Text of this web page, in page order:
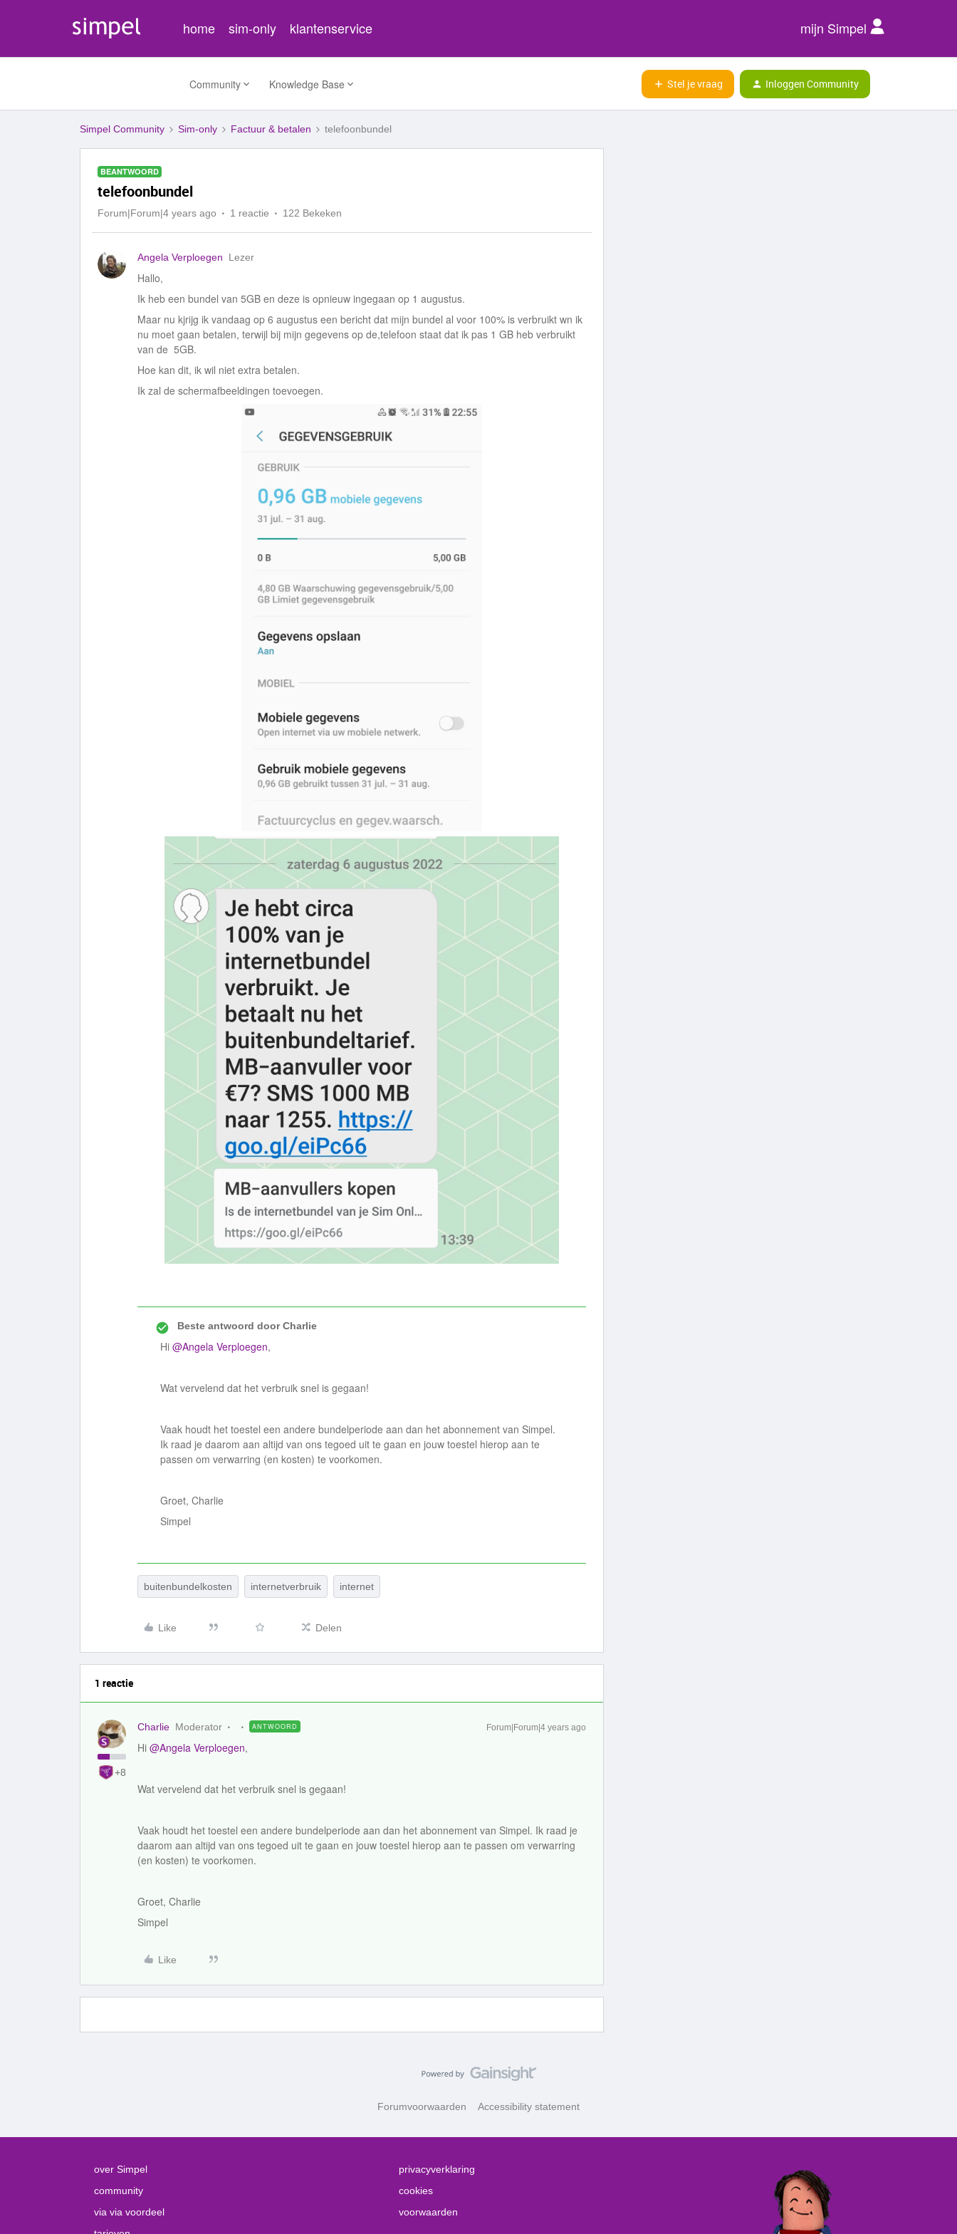
home sim-only klantenservice mijn Simpel
Community Knowledge Base Stel je vraag Inloggen Community
Simpel Community Sim-only Factuur & betalen telefoonbundel
BEANTWOORD
telefoonbundel
Forum|Forum|4 years ago 1 reactie 122 Bekeken
Angela Verploegen Lezer
Hallo,
Ik heb een bundel van 5GB en deze is opnieuw ingegaan op 1 augustus.
Maar nu kjrijg ik vandaag op 6 augustus een bericht dat mijn bundel al voor 100% is verbruikt wn ik
nu moet gaan betalen, terwijl bij mijn gegevens op de,telefoon staat dat ik pas 1 GB heb verbruikt
van de 5GB.
Hoe kan dit, ik wil niet extra betalen.
Ik zal de schermafbeeldingen toevoegen.
Beste antwoord doorCharlie
Hi @Angela Verploegen,
Wat vervelend dat het verbruik snel is gegaan!
Vaak houdt het toestel een andere bundelperiode aan dan het abonnement van Simpel.
Ik raad je daarom aan altijd van ons tegoed uit te gaan en jouw toestel hierop aan te
passen om verwarring (en kosten) te voorkomen.
Groet, Charlie
Simpel
buitenbundelkosten internetverbruik internet
Like Delen
1 reactie
+8
Charlie Moderator ANTWOORD Forum|Forum|4 years ago
Hi @Angela Verploegen,
Wat vervelend dat het verbruik snel is gegaan!
Vaak houdt het toestel een andere bundelperiode aan dan het abonnement van Simpel. Ik raad je
daarom aan altijd van ons tegoed uit te gaan en jouw toestel hierop aan te passen om verwarring
(en kosten) te voorkomen.
Groet, Charlie
Simpel
Like
Forumvoorwaarden Accessibility statement
over Simpel
community
via via voordeel
privacyverklaring
cookies
voorwaarden